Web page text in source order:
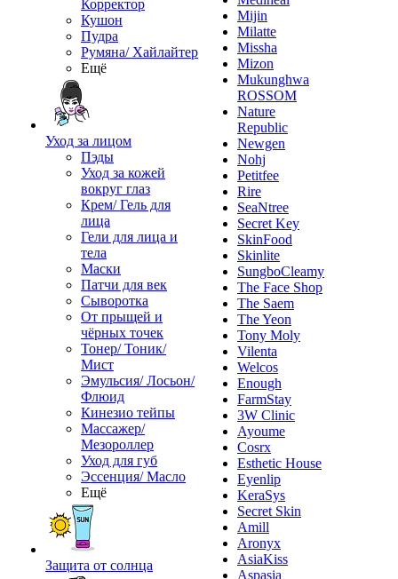
Корректор
Кушон
Пудра
Румяна/ Хайлайтер
Ещё
Уход за лицом
Пэды
Уход за кожей
вокруг глаз
Крем/ Гель для
лица
Гели для лица и
тела
Маски
Патчи для век
Сыворотка
От прыщей и
чёрных точек
Тонер/ Тоник/
Мист
Эмульсия/ Лосьон/
Флюид
Кинезио тейпы
Массажер/
Мезороллер
Уход для губ
Эссенция/ Масло
Ещё
Защита от солнца
Mijin
Milatte
Missha
Mizon
Mukunghwa
ROSSOM
Nature
Republic
Newgen
Nohj
Petitfee
Rire
SeaNtree
Secret Key
SkinFood
Skinlite
SungboCleamy
The Face Shop
The Saem
The Yeon
Tony Moly
Vilenta
Welcos
Enough
FarmStay
3W Clinic
Ayoume
Cosrx
Esthetic House
Eyenlip
KeraSys
Secret Skin
Amill
Aronyx
AsiaKiss
Aspasia